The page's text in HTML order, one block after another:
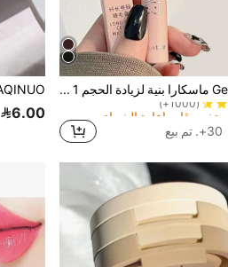
Gege Bear ماسكارا بنية لزيادة الحجم 1 قطعة، تدوم طويلاً ضد التلطخ وتطويل الرموش ذات رأس فرشاة رفيع للمبتدئين (1000+)
30+. تم بيع
6.00